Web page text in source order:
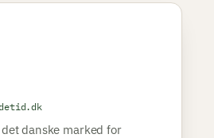
danske marked for